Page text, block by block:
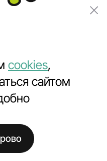
cookies,
сайтом